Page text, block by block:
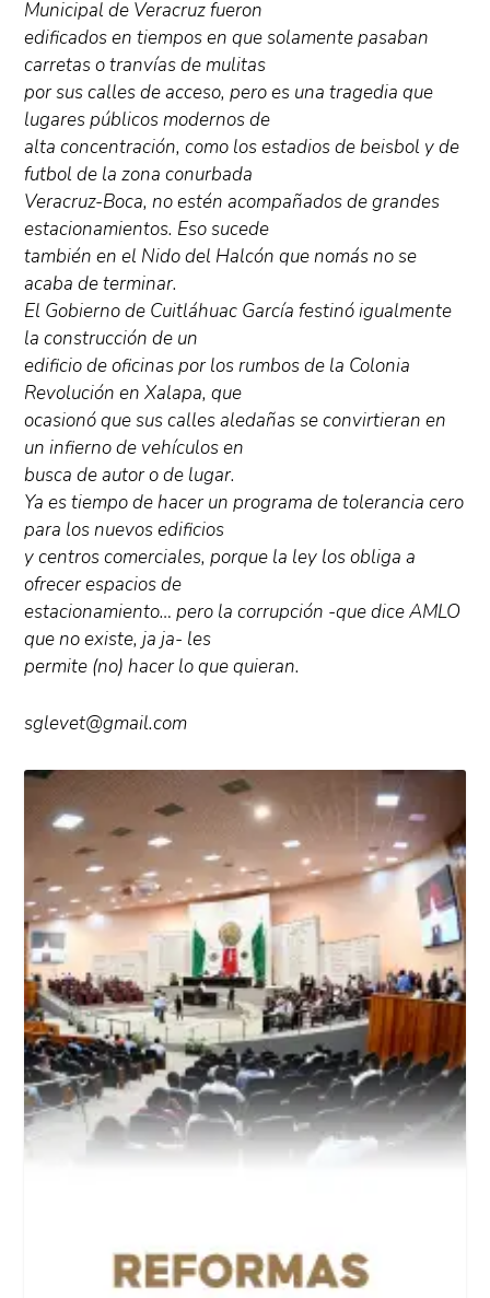
Municipal de Veracruz fueron
edificados en tiempos en que solamente pasaban
carretas o tranvías de mulitas
por sus calles de acceso, pero es una tragedia que
lugares públicos modernos de
alta concentración, como los estadios de beisbol y de
futbol de la zona conurbada
Veracruz-Boca, no estén acompañados de grandes
estacionamientos. Eso sucede
también en el Nido del Halcón que nomás no se
acaba de terminar.
El Gobierno de Cuitláhuac García festinó igualmente
la construcción de un
edificio de oficinas por los rumbos de la Colonia
Revolución en Xalapa, que
ocasionó que sus calles aledañas se convirtieran en
un infierno de vehículos en
busca de autor o de lugar.
Ya es tiempo de hacer un programa de tolerancia cero
para los nuevos edificios
y centros comerciales, porque la ley los obliga a
ofrecer espacios de
estacionamiento… pero la corrupción -que dice AMLO
que no existe, ja ja- les
permite (no) hacer lo que quieran.
sglevet@gmail.com